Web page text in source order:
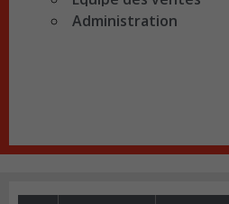
Administration